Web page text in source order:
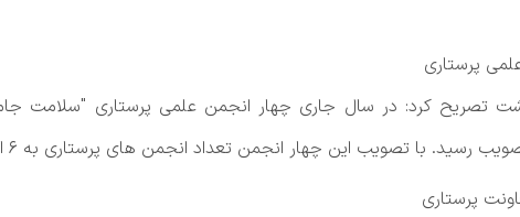
پرستاری
تصریح کرد: در سال جاری چهار انجمن علمی پرستاری "سلامت جامعه
رسید. با تصویب این چهار انجمن تعداد انجمن های پرستاری به ۶ انجمن رسید.
پرستاری